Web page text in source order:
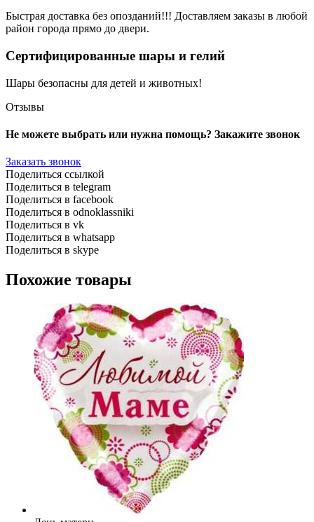
Быстрая доставка без опозданий!!! Доставляем заказы в любой
район города прямо до двери.
Сертифицированные шары и гелий
Шары безопасны для детей и животных!
Отзывы
Не можете выбрать или нужна помощь? Закажите звонок
Заказать звонок
Поделиться ссылкой
Поделиться в telegram
Поделиться в facebook
Поделиться в odnoklassniki
Поделиться в vk
Поделиться в whatsapp
Поделиться в skype
Похожие товары